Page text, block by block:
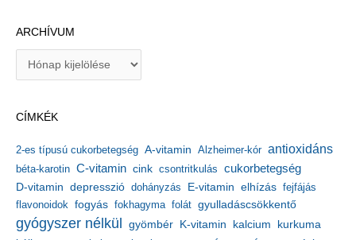
ARCHÍVUM
í
u
m
CÍMKÉK
2-es típusú cukorbetegség A-vitamin Alzheimer-kór antioxidáns
béta-karotin C-vitamin cink csontritkulás cukorbetegség
D-vitamin depresszió dohányzás E-vitamin elhízás fejfájás
flavonoidok fogyás fokhagyma folát gyulladáscsökkentő
gyógyszer nélkül gyömbér K-vitamin kalcium kurkuma